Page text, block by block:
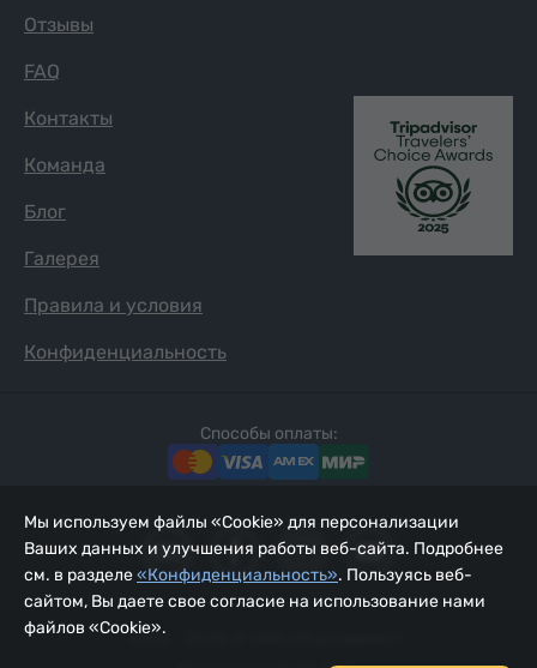
Отзывы
FAQ
Контакты
Команда
Блог
Галерея
Правила и условия
Конфиденциальность
Способы оплаты:
2002 - 2026, © ООО «Йур Сервис»;
Мы используем файлы «Cookie» для персонализации
Ваших данных и улучшения работы веб-сайта. Подробнее
см. в разделе«Конфиденциальность». Пользуясь веб-
сайтом, Вы даете свое согласие на использование нами
файлов «Cookie».